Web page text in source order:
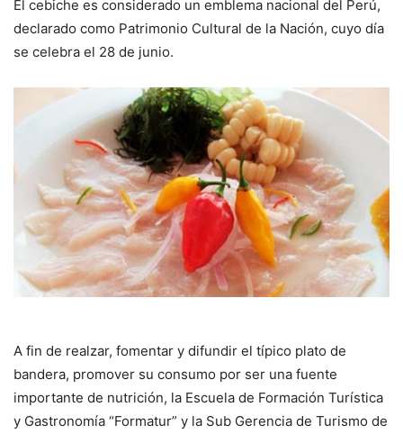
El cebiche es considerado un emblema nacional del Perú,
declarado como Patrimonio Cultural de la Nación, cuyo día
se celebra el 28 de junio.
A fin de realzar, fomentar y difundir el típico plato de
bandera, promover su consumo por ser una fuente
importante de nutrición, la Escuela de Formación Turística
y Gastronomía “Formatur” y la Sub Gerencia de Turismo de